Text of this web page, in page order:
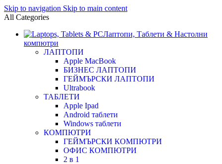
Skip to navigation Skip to main content
All Categories
Лаптопи, Таблети & Настолни
компютри
ЛАПТОПИ
Apple MacBook
БИЗНЕС ЛАПТОПИ
ГЕЙМЪРСКИ ЛАПТОПИ
Ultrabook
ТАБЛЕТИ
Apple Ipad
Android таблети
Windows таблети
КОМПЮТРИ
ГЕЙМЪРСКИ КОМПЮТРИ
ОФИС КОМПЮТРИ
2 в 1